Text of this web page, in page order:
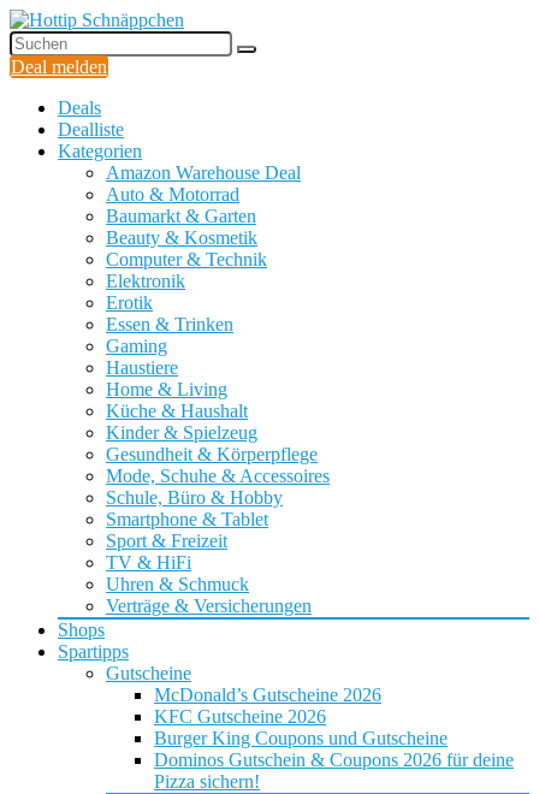
Deal melden
Deals
Dealliste
Kategorien
Amazon Warehouse Deal
Auto & Motorrad
Baumarkt & Garten
Beauty & Kosmetik
Computer & Technik
Elektronik
Erotik
Essen & Trinken
Gaming
Haustiere
Home & Living
Küche & Haushalt
Kinder & Spielzeug
Gesundheit & Körperpflege
Mode, Schuhe & Accessoires
Schule, Büro & Hobby
Smartphone & Tablet
Sport & Freizeit
TV & HiFi
Uhren & Schmuck
Verträge & Versicherungen
Shops
Spartipps
Gutscheine
McDonald’s Gutscheine 2026
KFC Gutscheine 2026
Burger King Coupons und Gutscheine
Dominos Gutschein & Coupons 2026 für deine
Pizza sichern!